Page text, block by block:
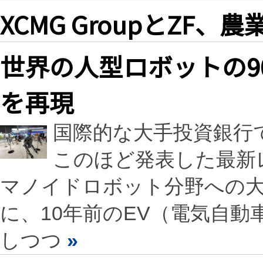
XCMG GroupとZF、農
世界の人型ロボットの
を再現
国際的な大手投資銀
このほど発表した最
マノイドロボット分野への
に、10年前のEV（電気自動
しつつ »